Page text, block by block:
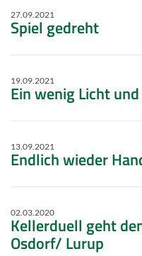
27.09.2021
Spiel gedreht
19.09.2021
Ein wenig Licht
13.09.2021
Endlich wieder
02.03.2020
Kellerduell geht
Osdorf/ Lurup